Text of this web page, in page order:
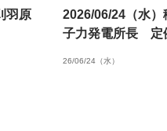
羽原
2026/06/24（水
子力発電所長 定
26/06/24（水）